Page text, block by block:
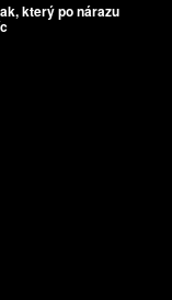
který po nárazu